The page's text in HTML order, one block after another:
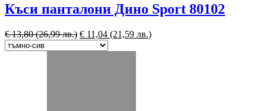
Къси панталони Дино Sport 80102
€13,80(26,99 лв.) € 11,04 (21,59 лв.)